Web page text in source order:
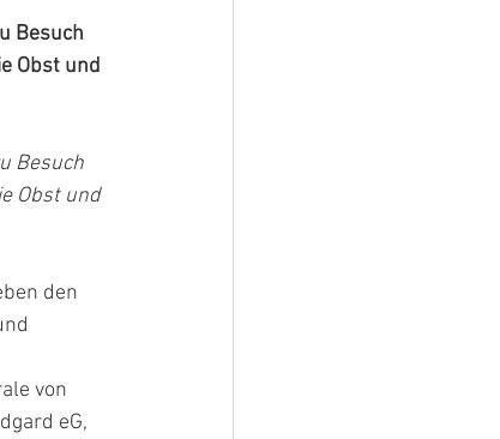
Besuch
Obst und
Besuch
Obst und
den
von
eG,